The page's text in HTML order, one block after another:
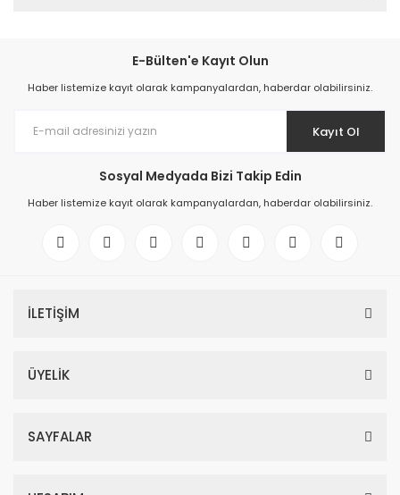
E-Bülten'e Kayıt Olun
Haber listemize kayıt olarak kampanyalardan, haberdar olabilirsiniz.
Kayıt Ol
Sosyal Medyada Bizi Takip Edin
Haber listemize kayıt olarak kampanyalardan, haberdar olabilirsiniz.
İLETİŞİM
ÜYELİK
SAYFALAR